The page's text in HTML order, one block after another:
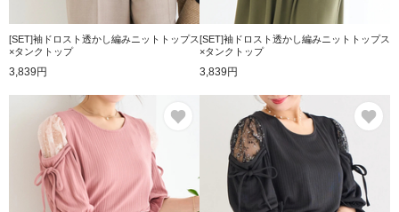
[SET]袖ドロスト透かし編みニットトップス
×タンクトップ
3,839円
[SET]袖ドロスト透かし編みニットトップス
×タンクトップ
3,839円